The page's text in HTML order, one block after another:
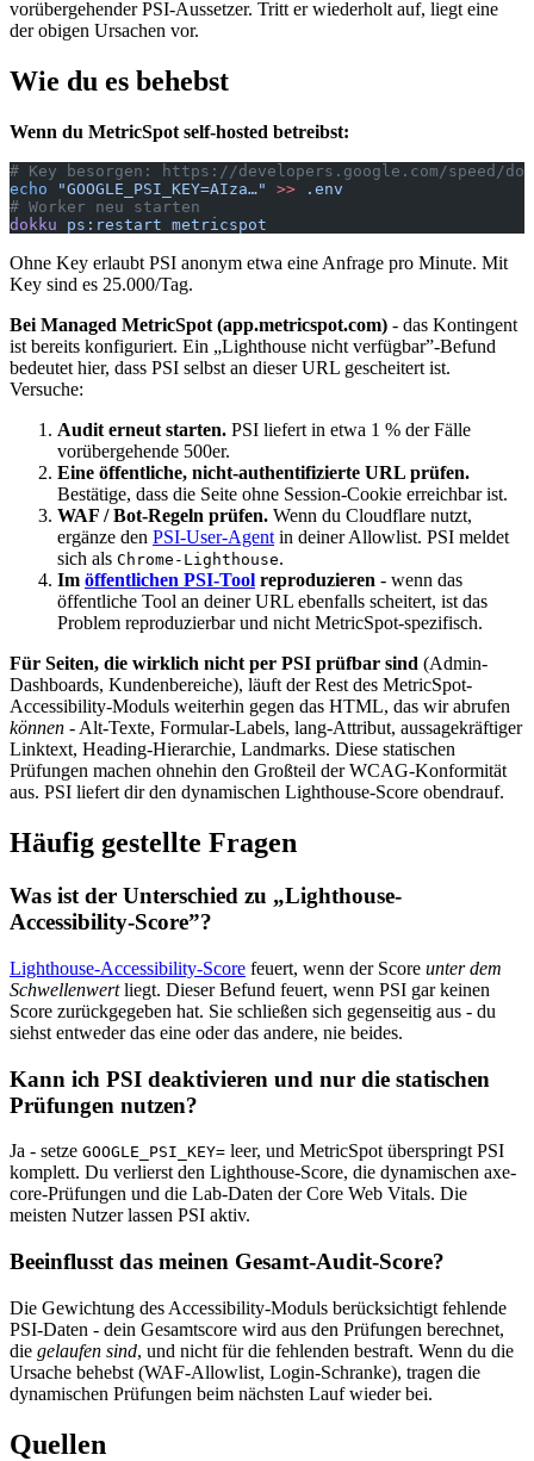
vorübergehender PSI-Aussetzer. Tritt er wiederholt auf, liegt eine
der obigen Ursachen vor.
Wie du es behebst
Wenn du MetricSpot self-hosted betreibst:
# Key besorgen: https://developers.google.com/speed/
echo "GOOGLE_PSI_KEY=AIza…" >> .env
# Worker neu starten
dokku ps:restart metricspot
Ohne Key erlaubt PSI anonym etwa eine Anfrage pro Minute. Mit
Key sind es 25.000/Tag.
Bei Managed MetricSpot (app.metricspot.com) - das Kontingent
ist bereits konfiguriert. Ein „Lighthouse nicht verfügbar”-Befund
bedeutet hier, dass PSI selbst an dieser URL gescheitert ist.
Versuche:
Audit erneut starten. PSI liefert in etwa 1 % der Fälle
vorübergehende 500er.
Eine öffentliche, nicht-authentifizierte URL prüfen.
Bestätige, dass die Seite ohne Session-Cookie erreichbar ist.
WAF / Bot-Regeln prüfen. Wenn du Cloudflare nutzt,
ergänze den PSI-User-Agent in deiner Allowlist. PSI meldet
sich als Chrome-Lighthouse.
Im öffentlichen PSI-Tool reproduzieren - wenn das
öffentliche Tool an deiner URL ebenfalls scheitert, ist das
Problem reproduzierbar und nicht MetricSpot-spezifisch.
Für Seiten, die wirklich nicht per PSI prüfbar sind (Admin-
Dashboards, Kundenbereiche), läuft der Rest des MetricSpot-
Accessibility-Moduls weiterhin gegen das HTML, das wir abrufen
können - Alt-Texte, Formular-Labels, lang-Attribut, aussagekräftiger
Linktext, Heading-Hierarchie, Landmarks. Diese statischen
Prüfungen machen ohnehin den Großteil der WCAG-Konformität
aus. PSI liefert dir den dynamischen Lighthouse-Score obendrauf.
Häufig gestellte Fragen
Was ist der Unterschied zu „Lighthouse-
Accessibility-Score”?
Lighthouse-Accessibility-Score feuert, wenn der Score unter dem
Schwellenwertliegt. Dieser Befund feuert, wenn PSI gar keinen
Score zurückgegeben hat. Sie schließen sich gegenseitig aus - du
siehst entweder das eine oder das andere, nie beides.
Kann ich PSI deaktivieren und nur die statischen
Prüfungen nutzen?
Ja - setze GOOGLE_PSI_KEY= leer, und MetricSpot überspringt PSI
komplett. Du verlierst den Lighthouse-Score, die dynamischen axe-
core-Prüfungen und die Lab-Daten der Core Web Vitals. Die
meisten Nutzer lassen PSI aktiv.
Beeinflusst das meinen Gesamt-Audit-Score?
Die Gewichtung des Accessibility-Moduls berücksichtigt fehlende
PSI-Daten - dein Gesamtscore wird aus den Prüfungen berechnet,
die gelaufen sind, und nicht für die fehlenden bestraft. Wenn du die
Ursache behebst (WAF-Allowlist, Login-Schranke), tragen die
dynamischen Prüfungen beim nächsten Lauf wieder bei.
Quellen